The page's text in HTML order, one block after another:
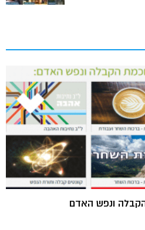
הקבלה ונפש האדם